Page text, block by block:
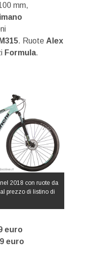
mm,
. Ruote Alex
Formula.
2018 con ruote da
prezzo di listino di
euro
euro